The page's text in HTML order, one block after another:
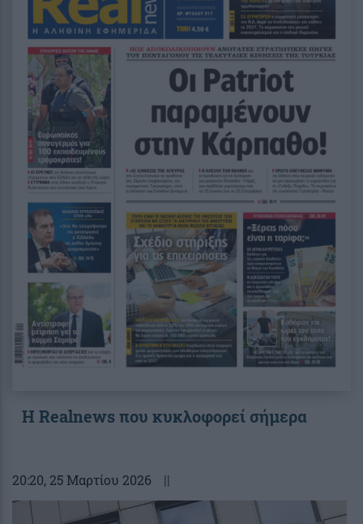
Η Realnews που κυκλοφορεί σήμερα
20:20, 25 Μαρτίου 2026 ||